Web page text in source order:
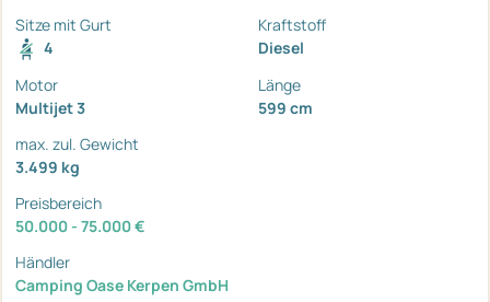
Sitze mit Gurt
4
Kraftstoff
Diesel
Motor
Multijet 3
Länge
599 cm
max. zul. Gewicht
3.499 kg
Preisbereich
50.000 - 75.000 €
Händler
Camping Oase Kerpen GmbH